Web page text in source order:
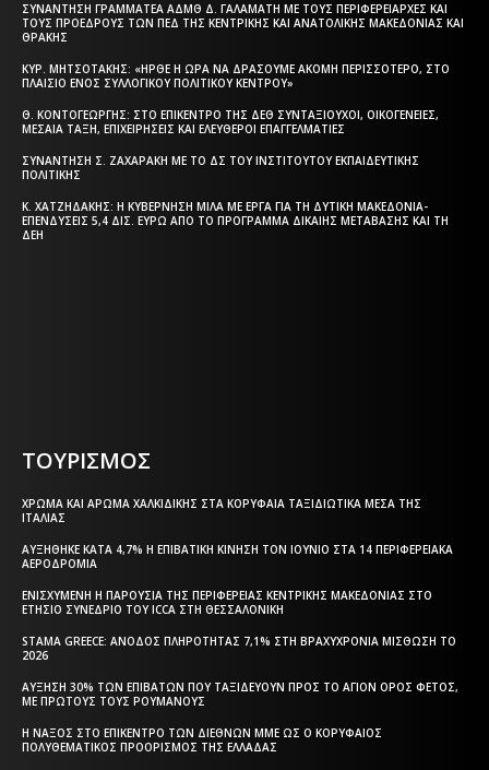
ΣΥΝΆΝΤΗΣΗ ΓΡΑΜΜΑΤΈΑ ΑΔΜΘ Δ. ΓΑΛΑΜΆΤΗ ΜΕ ΤΟΥΣ ΠΕΡΙΦΕΡΕΙΆΡΧΕΣ ΚΑΙ
ΤΟΥΣ ΠΡΟΈΔΡΟΥΣ ΤΩΝ ΠΕΔ ΤΗΣ ΚΕΝΤΡΙΚΉΣ ΚΑΙ ΑΝΑΤΟΛΙΚΉΣ ΜΑΚΕΔΟΝΊΑΣ ΚΑΙ
ΘΡΆΚΗΣ
ΚΥΡ. ΜΗΤΣΟΤΆΚΗΣ: «ΉΡΘΕ Η ΏΡΑ ΝΑ ΔΡΆΣΟΥΜΕ ΑΚΌΜΗ ΠΕΡΙΣΣΌΤΕΡΟ, ΣΤΟ
ΠΛΑΊΣΙΟ ΕΝΌΣ ΣΥΛΛΟΓΙΚΟΎ ΠΟΛΙΤΙΚΟΎ ΚΈΝΤΡΟΥ»
Θ. ΚΟΝΤΟΓΕΏΡΓΗΣ: ΣΤΟ ΕΠΊΚΕΝΤΡΟ ΤΗΣ ΔΕΘ ΣΥΝΤΑΞΙΟΎΧΟΙ, ΟΙΚΟΓΈΝΕΙΕΣ,
ΜΕΣΑΊΑ ΤΆΞΗ, ΕΠΙΧΕΙΡΉΣΕΙΣ ΚΑΙ ΕΛΕΎΘΕΡΟΙ ΕΠΑΓΓΕΛΜΑΤΊΕΣ
ΣΥΝΆΝΤΗΣΗ Σ. ΖΑΧΑΡΆΚΗ ΜΕ ΤΟ ΔΣ ΤΟΥ ΙΝΣΤΙΤΟΎΤΟΥ ΕΚΠΑΙΔΕΥΤΙΚΉΣ
ΠΟΛΙΤΙΚΉΣ
Κ. ΧΑΤΖΗΔΆΚΗΣ: Η ΚΥΒΈΡΝΗΣΗ ΜΙΛΆ ΜΕ ΈΡΓΑ ΓΙΑ ΤΗ ΔΥΤΙΚΉ ΜΑΚΕΔΟΝΊΑ-
ΕΠΕΝΔΎΣΕΙΣ 5,4 ΔΙΣ. ΕΥΡΏ ΑΠΌ ΤΟ ΠΡΌΓΡΑΜΜΑ ΔΊΚΑΙΗΣ ΜΕΤΆΒΑΣΗΣ ΚΑΙ ΤΗ
ΔΕΗ
ΤΟΥΡΙΣΜΟΣ
ΧΡΏΜΑ ΚΑΙ ΆΡΩΜΑ ΧΑΛΚΙΔΙΚΉΣ ΣΤΑ ΚΟΡΥΦΑΊΑ ΤΑΞΙΔΙΩΤΙΚΆ ΜΈΣΑ ΤΗΣ
ΙΤΑΛΊΑΣ
ΑΥΞΉΘΗΚΕ ΚΑΤΆ 4,7% Η ΕΠΙΒΑΤΙΚΉ ΚΊΝΗΣΗ ΤΟΝ ΙΟΎΝΙΟ ΣΤΑ 14 ΠΕΡΙΦΕΡΕΙΑΚΆ
ΑΕΡΟΔΡΌΜΙΑ
ΕΝΙΣΧΥΜΈΝΗ Η ΠΑΡΟΥΣΊΑ ΤΗΣ ΠΕΡΙΦΈΡΕΙΑΣ ΚΕΝΤΡΙΚΉΣ ΜΑΚΕΔΟΝΊΑΣ ΣΤΟ
ΕΤΉΣΙΟ ΣΥΝΈΔΡΙΟ ΤΟΥ ICCA ΣΤΗ ΘΕΣΣΑΛΟΝΊΚΗ
STAMA GREECE: ΆΝΟΔΟΣ ΠΛΗΡΌΤΗΤΑΣ 7,1% ΣΤΗ ΒΡΑΧΥΧΡΌΝΙΑ ΜΊΣΘΩΣΗ ΤΟ
2026
ΑΎΞΗΣΗ 30% ΤΩΝ ΕΠΙΒΑΤΏΝ ΠΟΥ ΤΑΞΙΔΕΎΟΥΝ ΠΡΟΣ ΤΟ ΆΓΙΟΝ ΌΡΟΣ ΦΈΤΟΣ,
ΜΕ ΠΡΏΤΟΥΣ ΤΟΥΣ ΡΟΥΜΆΝΟΥΣ
Η ΝΆΞΟΣ ΣΤΟ ΕΠΊΚΕΝΤΡΟ ΤΩΝ ΔΙΕΘΝΏΝ ΜΜΕ ΩΣ Ο ΚΟΡΥΦΑΊΟΣ
ΠΟΛΥΘΕΜΑΤΙΚΌΣ ΠΡΟΟΡΙΣΜΌΣ ΤΗΣ ΕΛΛΆΔΑΣ